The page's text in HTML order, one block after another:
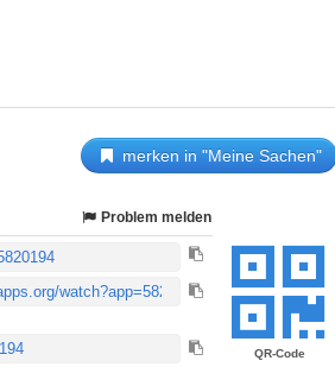
merken in "Meine Sachen"
QR-Code
Problem melden